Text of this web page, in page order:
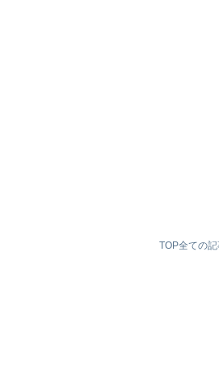
TOP全ての